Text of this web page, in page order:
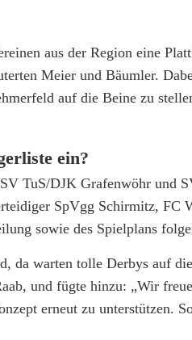
aus der Region eine
Meier und Bäumler.
auf die Beine zu
ein?
TuS/DJK Grafenwöhr
SpVgg Schirmitz, FC
sowie des Spielplans
da warten tolle Derbys auf
und fügte hinzu: „Wir
erneut zu unterstützen.